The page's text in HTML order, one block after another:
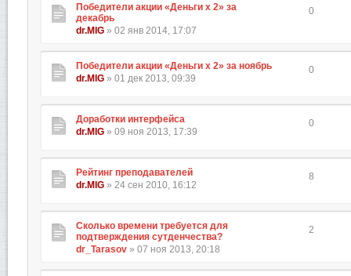
Победители акции «Деньги х 2» за
декабрь
dr.MIG » 02 янв 2014, 17:07
0
Победители акции «Деньги х 2» за ноябрь
dr.MIG » 01 дек 2013, 09:39
0
Доработки интерфейса
dr.MIG » 09 ноя 2013, 17:39
0
Рейтинг преподавателей
dr.MIG » 24 сен 2010, 16:12
8
Сколько времени требуется для
подтверждения сутденчества?
dr_Tarasov » 07 ноя 2013, 20:18
2